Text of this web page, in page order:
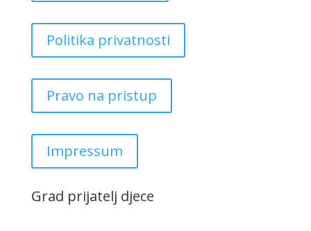
Politika privatnosti
Pravo na pristup
Impressum
Grad prijatelj djece